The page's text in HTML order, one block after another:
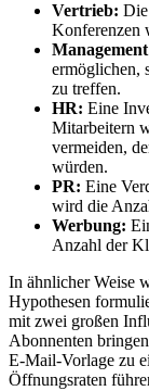
Vertrieb:
Konferenzen
ermöglichen,
zu treffen.
HR: Eine
Mitarbeitern
vermeiden,
würden.
PR: Eine
wird die
Werbung:
Anzahl der
In ähnlicher Weise
Hypothesen
mit zwei großen
Abonnenten
E-Mail-Vorlage zu
Öffnungsraten